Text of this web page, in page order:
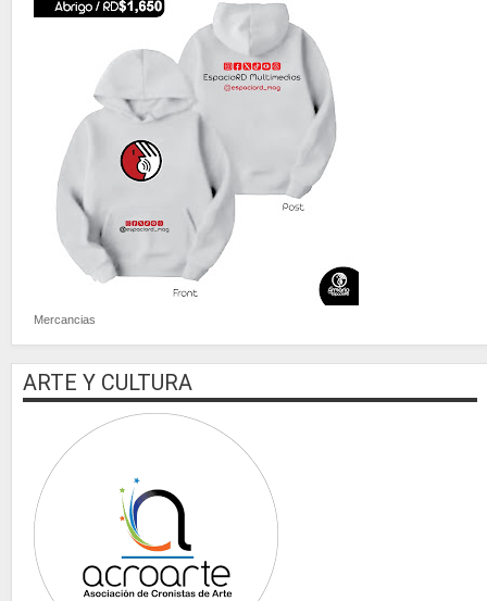
Mercancias
ARTE Y CULTURA